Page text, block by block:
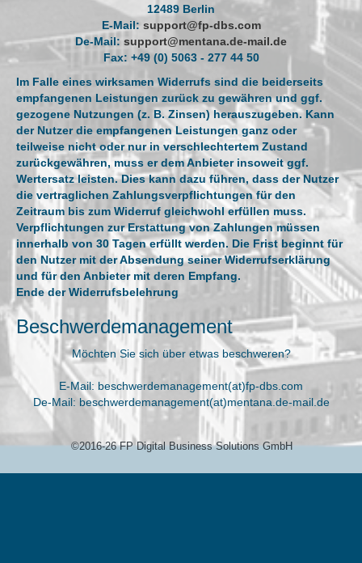
12489 Berlin
E-Mail: support@fp-dbs.com
De-Mail: support@mentana.de-mail.de
Fax: +49 (0) 5063 - 277 44 50
Im Falle eines wirksamen Widerrufs sind die beiderseits
empfangenen Leistungen zurück zu gewähren und ggf.
gezogene Nutzungen (z. B. Zinsen) herauszugeben. Kann
der Nutzer die empfangenen Leistungen ganz oder
teilweise nicht oder nur in verschlechtertem Zustand
zurückgewähren, muss er dem Anbieter insoweit ggf.
Wertersatz leisten. Dies kann dazu führen, dass der Nutzer
die vertraglichen Zahlungsverpflichtungen für den
Zeitraum bis zum Widerruf gleichwohl erfüllen muss.
Verpflichtungen zur Erstattung von Zahlungen müssen
innerhalb von 30 Tagen erfüllt werden. Die Frist beginnt für
den Nutzer mit der Absendung seiner Widerrufserklärung
und für den Anbieter mit deren Empfang.
Ende der Widerrufsbelehrung
Beschwerdemanagement
Möchten Sie sich über etwas beschweren?
E-Mail: beschwerdemanagement(at)fp-dbs.com
De-Mail: beschwerdemanagement(at)mentana.de-mail.de
©2016-26 FP Digital Business Solutions GmbH